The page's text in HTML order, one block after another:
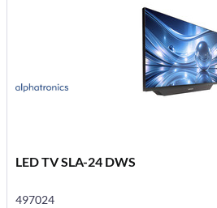
LED TV SLA-24 DWS
497024